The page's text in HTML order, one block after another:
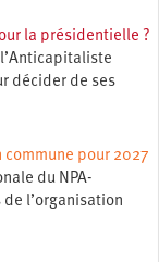
la présidentielle ?
décider de ses
pour 2027
du NPA-
l’organisation